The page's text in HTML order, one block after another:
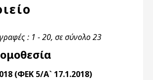
: 1 - 20, σε σύνολο 23
(ΦΕΚ 5/Α` 17.1.2018)